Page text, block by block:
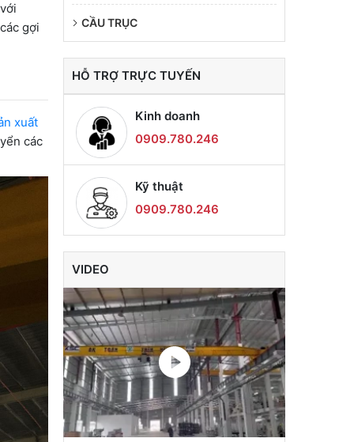
gợi
xuất
các
CẦU TRỤC
HỖ TRỢ TRỰC TUYẾN
Kinh doanh
0909.780.246
Kỹ thuật
0909.780.246
VIDEO